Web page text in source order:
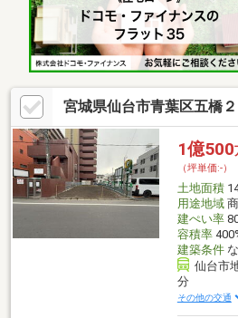
せんか。現地に足を運んでこそ感じられ
す。「来場予約」または「下部のカレ
ト予約が可能です。
宮城県仙台市青葉区五橋
1億500
（坪単価:-）
土地面積
用途地域
建ぺい率
容積率
建築条件
仙台市
分
その他の交通